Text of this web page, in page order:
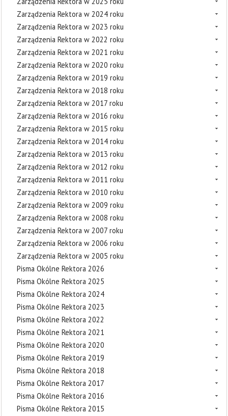
Zarządzenia Rektora w 2024 roku
Zarządzenia Rektora w 2023 roku
Zarządzenia Rektora w 2022 roku
Zarządzenia Rektora w 2021 roku
Zarządzenia Rektora w 2020 roku
Zarządzenia Rektora w 2019 roku
Zarządzenia Rektora w 2018 roku
Zarządzenia Rektora w 2017 roku
Zarządzenia Rektora w 2016 roku
Zarządzenia Rektora w 2015 roku
Zarządzenia Rektora w 2014 roku
Zarządzenia Rektora w 2013 roku
Zarządzenia Rektora w 2012 roku
Zarządzenia Rektora w 2011 roku
Zarządzenia Rektora w 2010 roku
Zarządzenia Rektora w 2009 roku
Zarządzenia Rektora w 2008 roku
Zarządzenia Rektora w 2007 roku
Zarządzenia Rektora w 2006 roku
Zarządzenia Rektora w 2005 roku
Pisma Okólne Rektora 2026
Pisma Okólne Rektora 2025
Pisma Okólne Rektora 2024
Pisma Okólne Rektora 2023
Pisma Okólne Rektora 2022
Pisma Okólne Rektora 2021
Pisma Okólne Rektora 2020
Pisma Okólne Rektora 2019
Pisma Okólne Rektora 2018
Pisma Okólne Rektora 2017
Pisma Okólne Rektora 2016
Pisma Okólne Rektora 2015